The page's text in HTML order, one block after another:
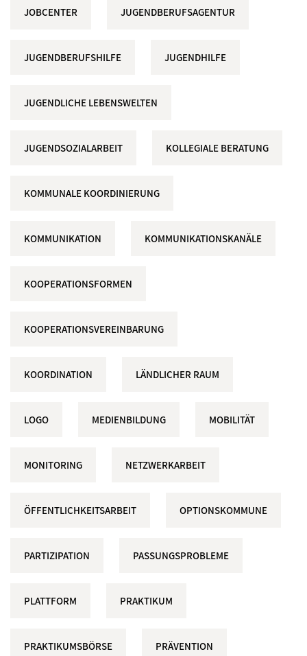
JOBCENTER JUGENDBERUFSAGENTUR
JUGENDBERUFSHILFE JUGENDHILFE
JUGENDLICHE LEBENSWELTEN
JUGENDSOZIALARBEIT KOLLEGIALE BERATUNG
KOMMUNALE KOORDINIERUNG
KOMMUNIKATION KOMMUNIKATIONSKANÄLE
KOOPERATIONSFORMEN
KOOPERATIONSVEREINBARUNG
KOORDINATION LÄNDLICHER RAUM
LOGO MEDIENBILDUNG MOBILITÄT
MONITORING NETZWERKARBEIT
ÖFFENTLICHKEITSARBEIT OPTIONSKOMMUNE
PARTIZIPATION PASSUNGSPROBLEME
PLATTFORM PRAKTIKUM
PRAKTIKUMSBÖRSE PRÄVENTION